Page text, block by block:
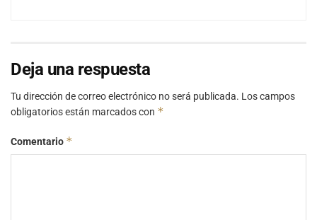
Deja una respuesta
Tu dirección de correo electrónico no será publicada. Los campos
obligatorios están marcados con *
Comentario *